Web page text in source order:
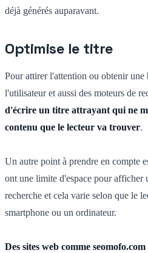
déjà générés auparavant.
Optimise le titre
Pour attirer l'attention ou obtenir une
l'utilisateur et aussi des moteurs de
d'écrire un titre attrayant qui ne
contenu que le lecteur va trouver.
Un autre point à prendre en compte
ont une limite d'espace pour afficher
recherche et cela varie selon que le
smartphone ou un ordinateur.
Des sites web comme